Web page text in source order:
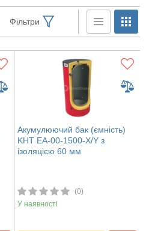
Фільтри
Акумулюючий бак (ємність)
KHT ЕА-00-1500-X/Y з
ізоляцією 60 мм
(0)
У наявності